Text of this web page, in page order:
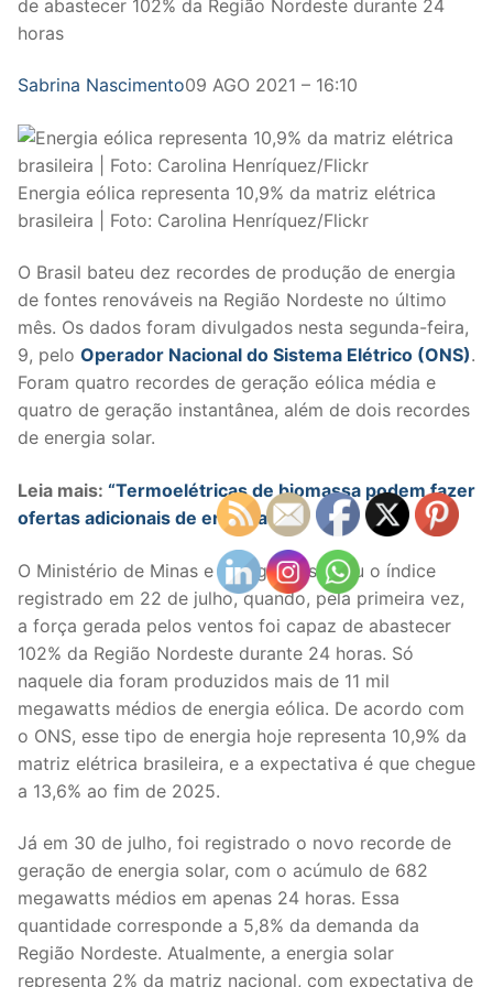
de abastecer 102% da Região Nordeste durante 24
horas
Sabrina Nascimento09 AGO 2021 – 16:10
Energia eólica representa 10,9% da matriz elétrica
brasileira | Foto: Carolina Henríquez/Flickr
O Brasil bateu dez recordes de produção de energia
de fontes renováveis na Região Nordeste no último
mês. Os dados foram divulgados nesta segunda-feira,
9, pelo Operador Nacional do Sistema Elétrico (ONS).
Foram quatro recordes de geração eólica média e
quatro de geração instantânea, além de dois recordes
de energia solar.
Leia mais: “Termoelétricas de biomassa podem fazer
ofertas adicionais de energia”
O Ministério de Minas e Energia destacou o índice
registrado em 22 de julho, quando, pela primeira vez,
a força gerada pelos ventos foi capaz de abastecer
102% da Região Nordeste durante 24 horas. Só
naquele dia foram produzidos mais de 11 mil
megawatts médios de energia eólica. De acordo com
o ONS, esse tipo de energia hoje representa 10,9% da
matriz elétrica brasileira, e a expectativa é que chegue
a 13,6% ao fim de 2025.
Já em 30 de julho, foi registrado o novo recorde de
geração de energia solar, com o acúmulo de 682
megawatts médios em apenas 24 horas. Essa
quantidade corresponde a 5,8% da demanda da
Região Nordeste. Atualmente, a energia solar
representa 2% da matriz nacional, com expectativa de